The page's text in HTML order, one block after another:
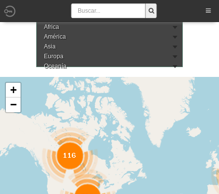
Africa
América
Asia
Europa
Oceanía
+
−